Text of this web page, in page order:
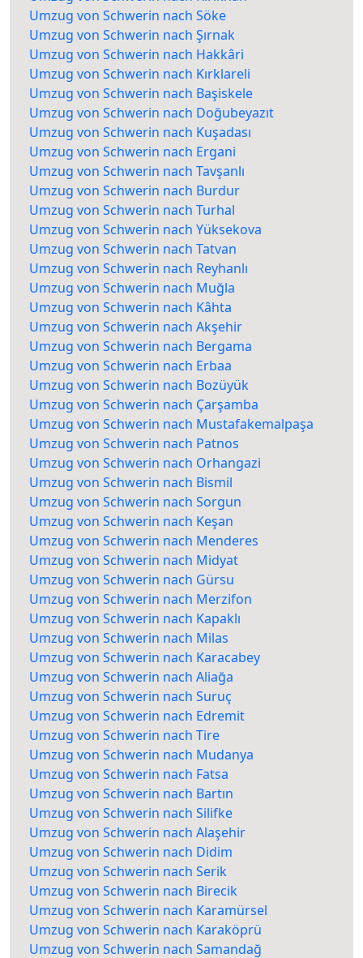
Umzug von Schwerin nach Söke
Umzug von Schwerin nach Şırnak
Umzug von Schwerin nach Hakkâri
Umzug von Schwerin nach Kırklareli
Umzug von Schwerin nach Başiskele
Umzug von Schwerin nach Doğubeyazıt
Umzug von Schwerin nach Kuşadası
Umzug von Schwerin nach Ergani
Umzug von Schwerin nach Tavşanlı
Umzug von Schwerin nach Burdur
Umzug von Schwerin nach Turhal
Umzug von Schwerin nach Yüksekova
Umzug von Schwerin nach Tatvan
Umzug von Schwerin nach Reyhanlı
Umzug von Schwerin nach Muğla
Umzug von Schwerin nach Kâhta
Umzug von Schwerin nach Akşehir
Umzug von Schwerin nach Bergama
Umzug von Schwerin nach Erbaa
Umzug von Schwerin nach Bozüyük
Umzug von Schwerin nach Çarşamba
Umzug von Schwerin nach Mustafakemalpaşa
Umzug von Schwerin nach Patnos
Umzug von Schwerin nach Orhangazi
Umzug von Schwerin nach Bismil
Umzug von Schwerin nach Sorgun
Umzug von Schwerin nach Keşan
Umzug von Schwerin nach Menderes
Umzug von Schwerin nach Midyat
Umzug von Schwerin nach Gürsu
Umzug von Schwerin nach Merzifon
Umzug von Schwerin nach Kapaklı
Umzug von Schwerin nach Milas
Umzug von Schwerin nach Karacabey
Umzug von Schwerin nach Aliağa
Umzug von Schwerin nach Suruç
Umzug von Schwerin nach Edremit
Umzug von Schwerin nach Tire
Umzug von Schwerin nach Mudanya
Umzug von Schwerin nach Fatsa
Umzug von Schwerin nach Bartın
Umzug von Schwerin nach Silifke
Umzug von Schwerin nach Alaşehir
Umzug von Schwerin nach Didim
Umzug von Schwerin nach Serik
Umzug von Schwerin nach Birecik
Umzug von Schwerin nach Karamürsel
Umzug von Schwerin nach Karaköprü
Umzug von Schwerin nach Samandağ